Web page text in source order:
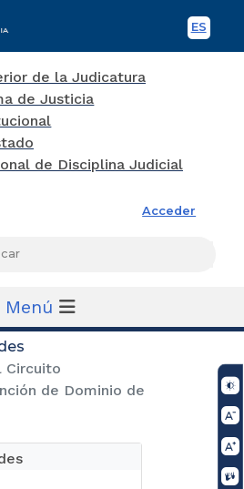
ES
Acceder
Menú
Circuito
de Dominio de